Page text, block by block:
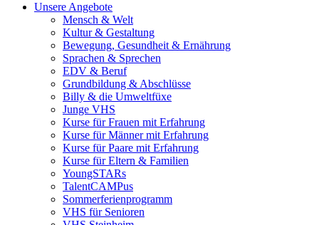
Unsere Angebote
Mensch & Welt
Kultur & Gestaltung
Bewegung, Gesundheit & Ernährung
Sprachen & Sprechen
EDV & Beruf
Grundbildung & Abschlüsse
Billy & die Umweltfüxe
Junge VHS
Kurse für Frauen mit Erfahrung
Kurse für Männer mit Erfahrung
Kurse für Paare mit Erfahrung
Kurse für Eltern & Familien
YoungSTARs
TalentCAMPus
Sommerferienprogramm
VHS für Senioren